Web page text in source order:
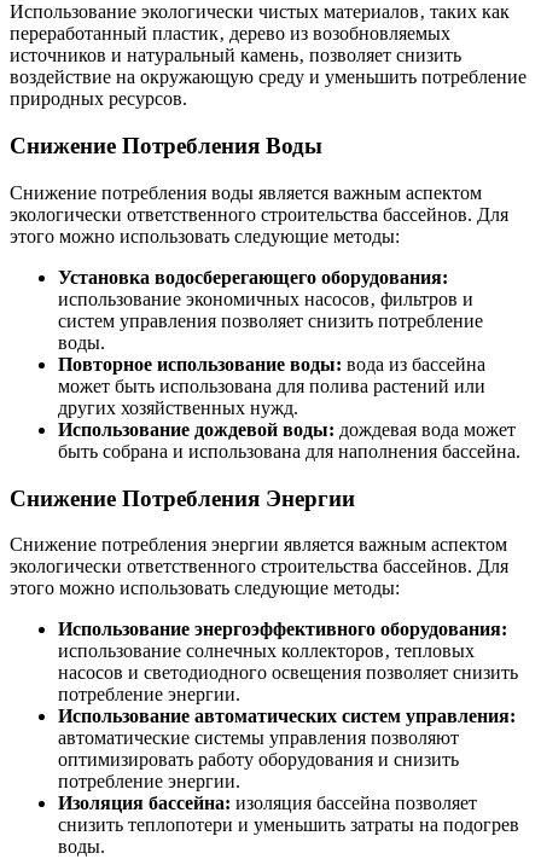
Использование экологически чистых материалов‚ таких как
переработанный пластик‚ дерево из возобновляемых
источников и натуральный камень‚ позволяет снизить
воздействие на окружающую среду и уменьшить потребление
природных ресурсов.
Снижение Потребления Воды
Снижение потребления воды является важным аспектом
экологически ответственного строительства бассейнов. Для
этого можно использовать следующие методы:
Установка водосберегающего оборудования:
использование экономичных насосов‚ фильтров и
систем управления позволяет снизить потребление
воды.
Повторное использование воды: вода из бассейна
может быть использована для полива растений или
других хозяйственных нужд.
Использование дождевой воды: дождевая вода может
быть собрана и использована для наполнения бассейна.
Снижение Потребления Энергии
Снижение потребления энергии является важным аспектом
экологически ответственного строительства бассейнов. Для
этого можно использовать следующие методы:
Использование энергоэффективного оборудования:
использование солнечных коллекторов‚ тепловых
насосов и светодиодного освещения позволяет снизить
потребление энергии.
Использование автоматических систем управления:
автоматические системы управления позволяют
оптимизировать работу оборудования и снизить
потребление энергии.
Изоляция бассейна: изоляция бассейна позволяет
снизить теплопотери и уменьшить затраты на подогрев
воды.